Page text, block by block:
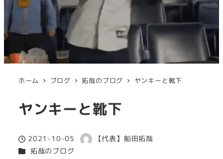
ホーム ブログ 拓哉のブログ ヤンキーと靴下
ヤンキーと靴下
投稿日
2021-10-05
著
【代表】船田拓哉
カテゴリー
拓哉のブログ